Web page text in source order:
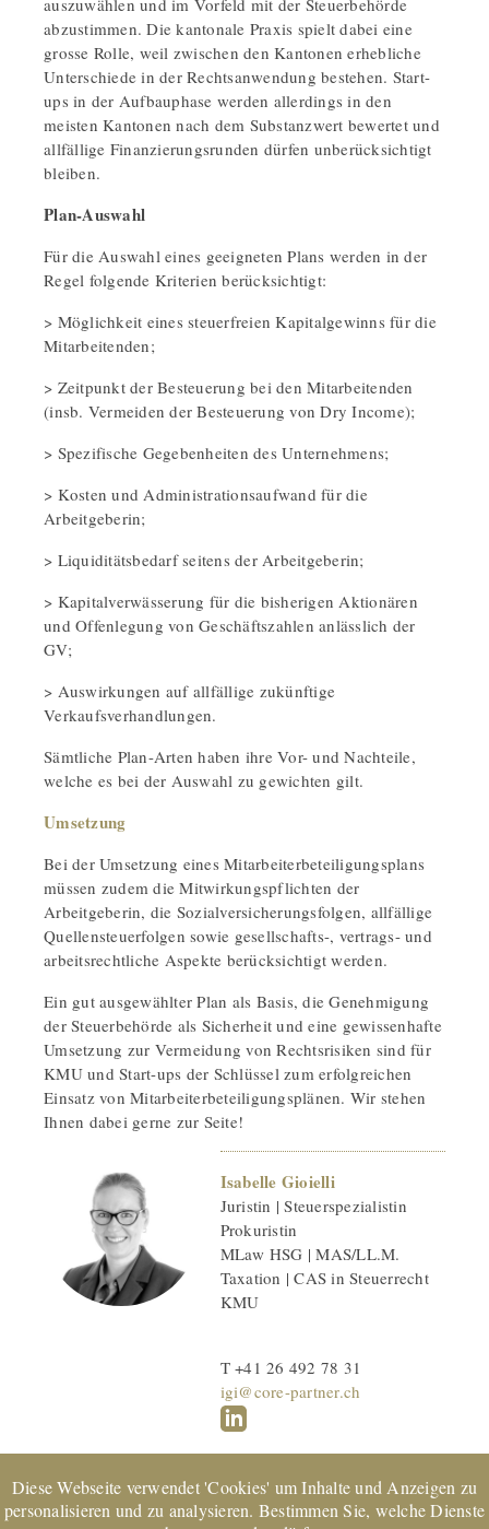
auszuwählen und im Vorfeld mit der Steuerbehörde
abzustimmen. Die kantonale Praxis spielt dabei eine
grosse Rolle, weil zwischen den Kantonen erhebliche
Unterschiede in der Rechtsanwendung bestehen. Start-
ups in der Aufbauphase werden allerdings in den
meisten Kantonen nach dem Substanzwert bewertet und
allfällige Finanzierungsrunden dürfen unberücksichtigt
bleiben.
Plan-Auswahl
Für die Auswahl eines geeigneten Plans werden in der
Regel folgende Kriterien berücksichtigt:
> Möglichkeit eines steuerfreien Kapitalgewinns für die
Mitarbeitenden;
> Zeitpunkt der Besteuerung bei den Mitarbeitenden
(insb. Vermeiden der Besteuerung von Dry Income);
> Spezifische Gegebenheiten des Unternehmens;
> Kosten und Administrationsaufwand für die
Arbeitgeberin;
> Liquiditätsbedarf seitens der Arbeitgeberin;
> Kapitalverwässerung für die bisherigen Aktionären
und Offenlegung von Geschäftszahlen anlässlich der
GV;
> Auswirkungen auf allfällige zukünftige
Verkaufsverhandlungen.
Sämtliche Plan-Arten haben ihre Vor- und Nachteile,
welche es bei der Auswahl zu gewichten gilt.
Umsetzung
Bei der Umsetzung eines Mitarbeiterbeteiligungsplans
müssen zudem die Mitwirkungspflichten der
Arbeitgeberin, die Sozialversicherungsfolgen, allfällige
Quellensteuerfolgen sowie gesellschafts-, vertrags- und
arbeitsrechtliche Aspekte berücksichtigt werden.
Ein gut ausgewählter Plan als Basis, die Genehmigung
der Steuerbehörde als Sicherheit und eine gewissenhafte
Umsetzung zur Vermeidung von Rechtsrisiken sind für
KMU und Start-ups der Schlüssel zum erfolgreichen
Einsatz von Mitarbeiterbeteiligungsplänen. Wir stehen
Ihnen dabei gerne zur Seite!
Isabelle Gioielli
Juristin | Steuerspezialistin
Prokuristin
MLaw HSG | MAS/LL.M.
Taxation | CAS in Steuerrecht
KMU
T +41 26 492 78 31
igi@core-partner.ch
Diese Webseite verwendet 'Cookies' um Inhalte und Anzeigen zu
personalisieren und zu analysieren. Bestimmen Sie, welche Dienste